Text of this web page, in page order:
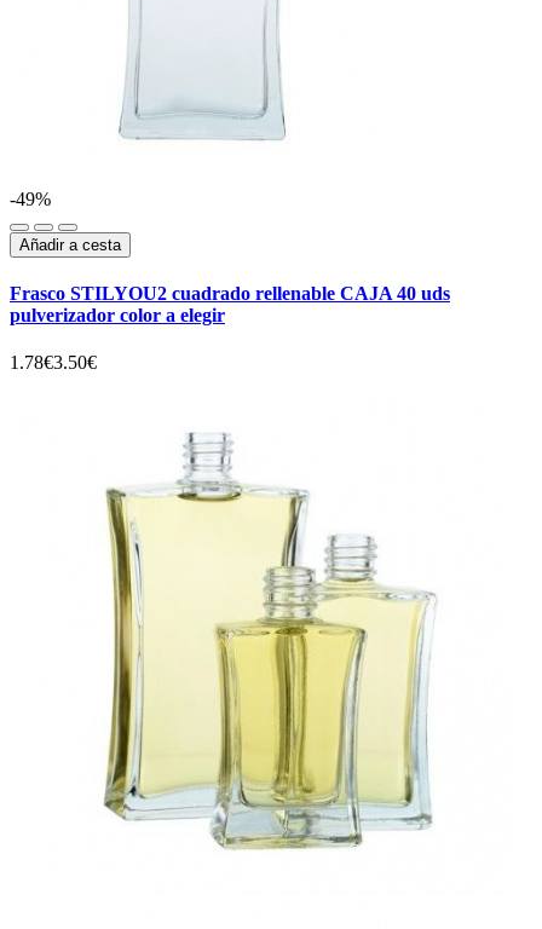
-49%
Añadir a cesta
Frasco STILYOU2 cuadrado rellenable CAJA 40 uds
pulverizador color a elegir
1.78€3.50€